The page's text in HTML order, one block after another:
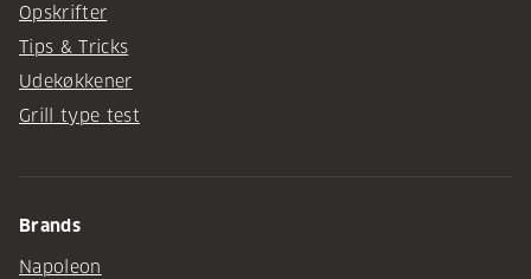
Opskrifter
Tips & Tricks
Udekøkkener
Grill type test
Brands
Napoleon